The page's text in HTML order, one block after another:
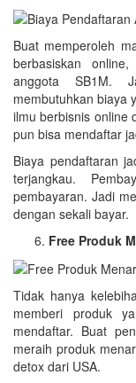
Buat memperoleh
berbasiskan
anggota SB1M.
membutuhkan biaya
ilmu berbisnis online
pun bisa mendaftar
Biaya pendaftaran
terjangkau.
pembayaran. Jadi
dengan sekali bayar.
Free Produk
Tidak hanya
memberi produk
mendaftar. Buat
meraih produk
detox dari USA.